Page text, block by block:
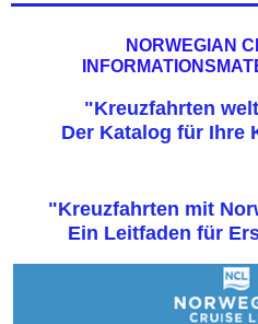
NORWEGIAN
"Kreuzfahrten
Der Katalog für Ihre
"Kreuzfahrten mit
Ein Leitfaden für